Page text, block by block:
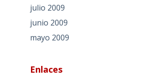
julio 2009
junio 2009
mayo 2009
Enlaces